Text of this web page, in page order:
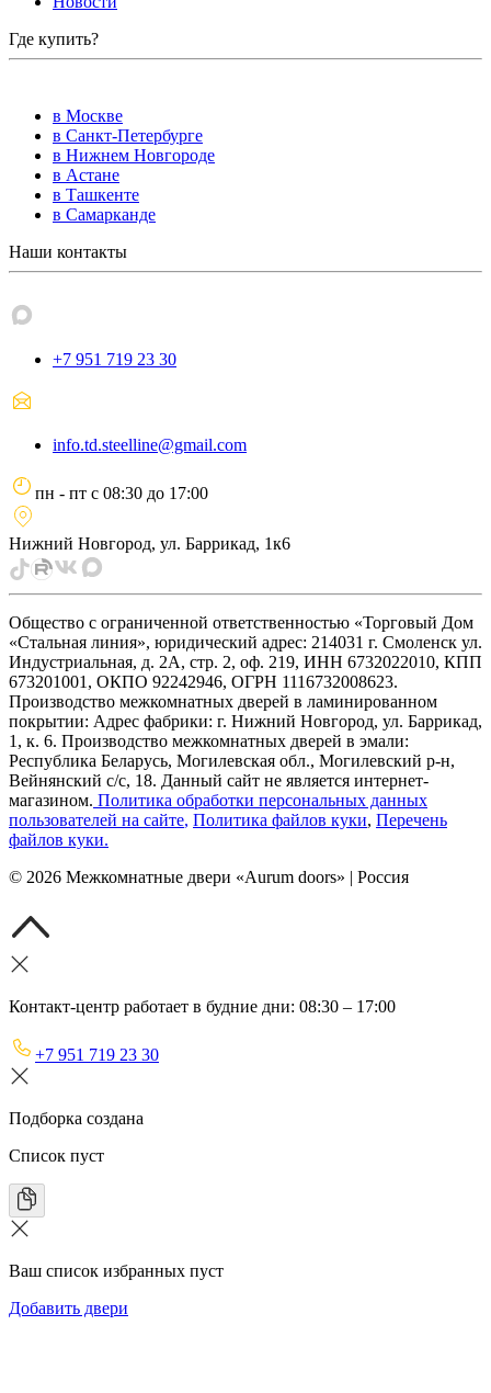
Где купить?
в Москве
в Санкт-Петербурге
в Нижнем Новгороде
в Астане
в Ташкенте
в Самарканде
Наши контакты
+7 951 719 23 30
info.td.steelline@gmail.com
пн - пт с 08:30 до 17:00
Нижний Новгород, ул. Баррикад, 1к6
Общество с ограниченной ответственностью «Торговый Дом
«Стальная линия», юридический адрес: 214031 г. Смоленск ул.
Индустриальная, д. 2А, стр. 2, оф. 219, ИНН 6732022010, КПП
673201001, ОКПО 92242946, ОГРН 1116732008623.
Производство межкомнатных дверей в ламинированном
покрытии: Адрес фабрики: г. Нижний Новгород, ул. Баррикад,
1, к. 6. Производство межкомнатных дверей в эмали:
Республика Беларусь, Могилевская обл., Могилевский р-н,
Вейнянский с/с, 18. Данный сайт не является интернет-
магазином. Политика обработки персональных данных
пользователей на сайте, Политика файлов куки, Перечень
файлов куки.
© 2026 Межкомнатные двери «Aurum doors» | Россия
Контакт-центр работает в будние дни: 08:30 – 17:00
+7 951 719 23 30
Подборка создана
Список пуст
Ваш список избранных пуст
Добавить двери